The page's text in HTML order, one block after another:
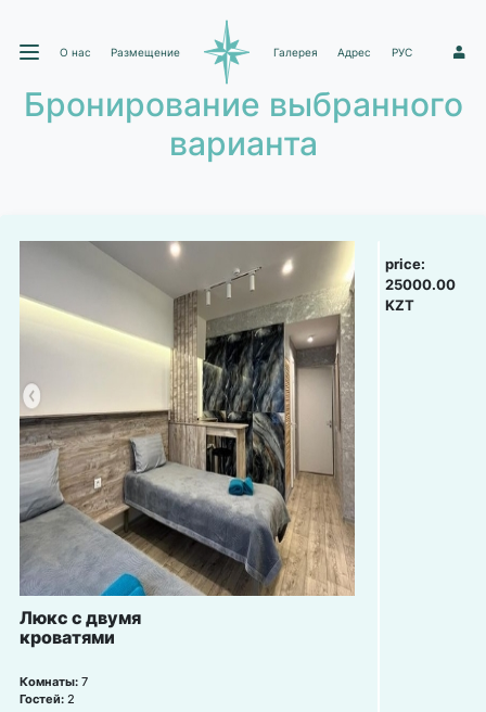
О нас Размещение Галерея Адрес РУС 1
Бронирование выбранного
варианта
Люкс с двумя
кроватями
Комнаты: 7
Гостей: 2
price:
25000.00
KZT